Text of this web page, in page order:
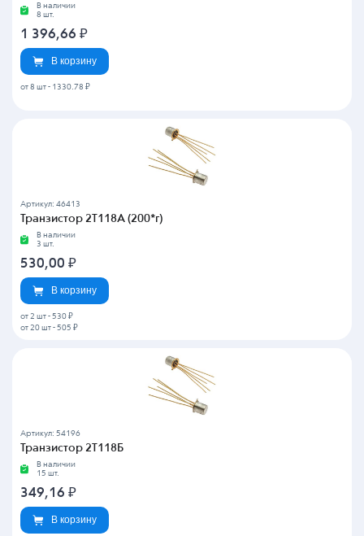
В наличии
8 шт.
1 396,66 ₽
В корзину
от 8 шт - 1330.78 ₽
Артикул: 46413
Транзистор 2Т118А (200*г)
В наличии
3 шт.
530,00 ₽
В корзину
от 2 шт - 530 ₽
от 20 шт - 505 ₽
Артикул: 54196
Транзистор 2Т118Б
В наличии
15 шт.
349,16 ₽
В корзину